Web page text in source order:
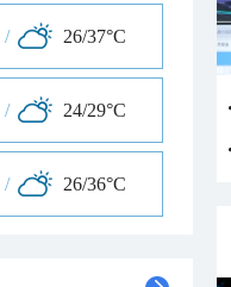
/ 26/37°C
/ 24/29°C
/ 26/36°C